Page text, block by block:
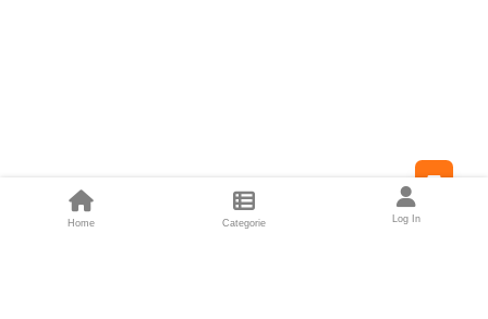
Home Categorie Log In